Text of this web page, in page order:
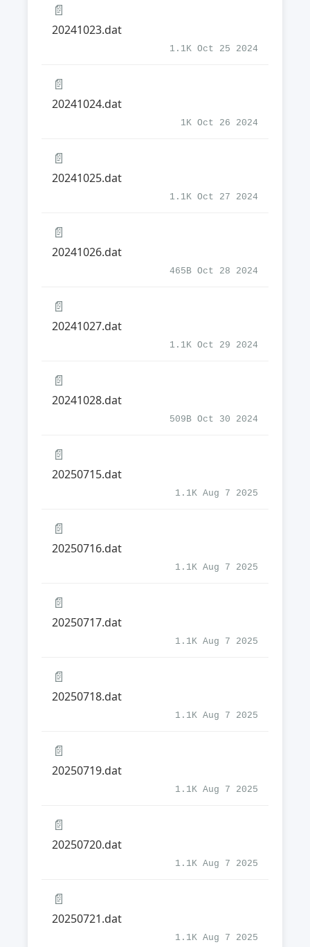
📄
20241023.dat
1.1K Oct 25 2024
📄
20241024.dat
1K Oct 26 2024
📄
20241025.dat
1.1K Oct 27 2024
📄
20241026.dat
465B Oct 28 2024
📄
20241027.dat
1.1K Oct 29 2024
📄
20241028.dat
509B Oct 30 2024
📄
20250715.dat
1.1K Aug 7 2025
📄
20250716.dat
1.1K Aug 7 2025
📄
20250717.dat
1.1K Aug 7 2025
📄
20250718.dat
1.1K Aug 7 2025
📄
20250719.dat
1.1K Aug 7 2025
📄
20250720.dat
1.1K Aug 7 2025
📄
20250721.dat
1.1K Aug 7 2025